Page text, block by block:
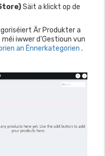
Säit a klickt op de
Är Produkter a
iwwer d'Gestioun vun
an Ënnerkategorien .